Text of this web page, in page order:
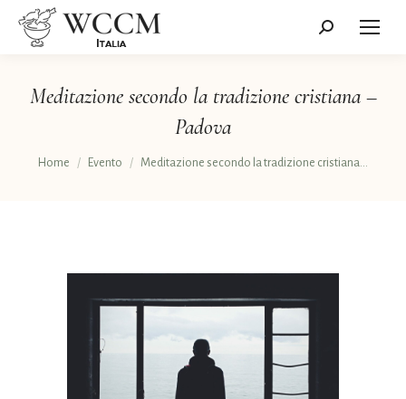
Cerca:
Meditazione secondo la tradizione cristiana –
Padova
Tu sei qui:
Home Evento Meditazione secondo la tradizione cristiana…